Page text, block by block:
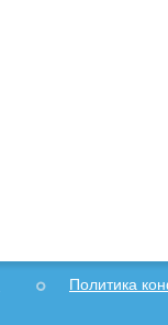
Политика